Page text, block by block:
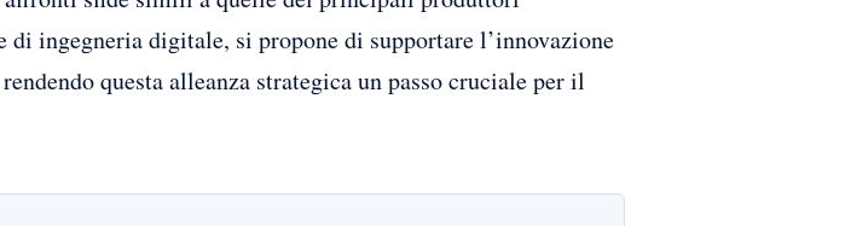
ingegneria digitale, si propone di supportare l’innovazione
questa alleanza strategica un passo cruciale per il